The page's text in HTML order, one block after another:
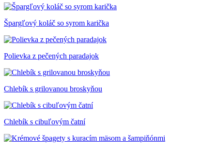
Špargľový koláč so syrom karička
Polievka z pečených paradajok
Chlebík s grilovanou broskyňou
Chlebík s cibuľovým čatní